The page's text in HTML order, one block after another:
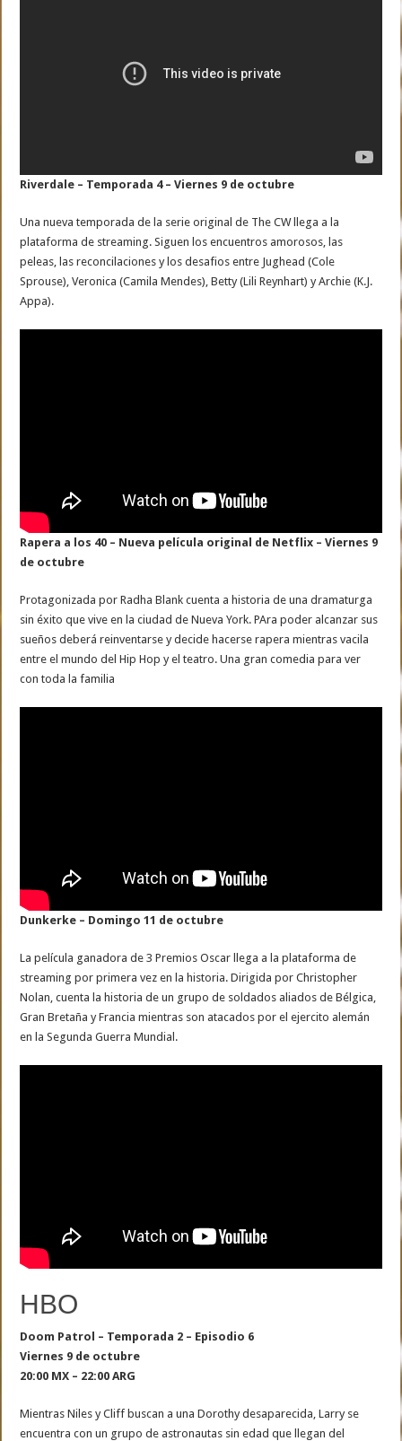
Riverdale – Temporada 4 – Viernes 9 de octubre
Una nueva temporada de la serie original de The CW llega a la
plataforma de streaming. Siguen los encuentros amorosos, las
peleas, las reconcilaciones y los desafios entre Jughead (Cole
Sprouse), Veronica (Camila Mendes), Betty (Lili Reynhart) y Archie (K.J.
Appa).
Rapera a los 40 – Nueva película original de Netflix – Viernes 9
de octubre
Protagonizada por Radha Blank cuenta a historia de una dramaturga
sin éxito que vive en la ciudad de Nueva York. PAra poder alcanzar sus
sueños deberá reinventarse y decide hacerse rapera mientras vacila
entre el mundo del Hip Hop y el teatro. Una gran comedia para ver
con toda la familia
Dunkerke – Domingo 11 de octubre
La película ganadora de 3 Premios Oscar llega a la plataforma de
streaming por primera vez en la historia. Dirigida por Christopher
Nolan, cuenta la historia de un grupo de soldados aliados de Bélgica,
Gran Bretaña y Francia mientras son atacados por el ejercito alemán
en la Segunda Guerra Mundial.
HBO
Doom Patrol – Temporada 2 – Episodio 6
Viernes 9 de octubre
20:00 MX – 22:00 ARG
Mientras Niles y Cliff buscan a una Dorothy desaparecida, Larry se
encuentra con un grupo de astronautas sin edad que llegan del